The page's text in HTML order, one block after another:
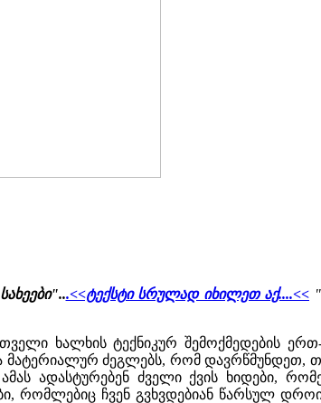
.<<ტექსტი სრულად იხილეთ აქ....<<
ხალხის ტექნიკურ შემოქმედების
მატერიალურ ძეგლებს, რომ დავრწმუნდეთ,
ადასტურებენ ძველი ქვის ხიდები,
რომლებიც ჩვენ გვხვდებიან წარსულ